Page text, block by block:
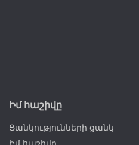
Իմ հաշիվը
Ցանկությունների ցանկ